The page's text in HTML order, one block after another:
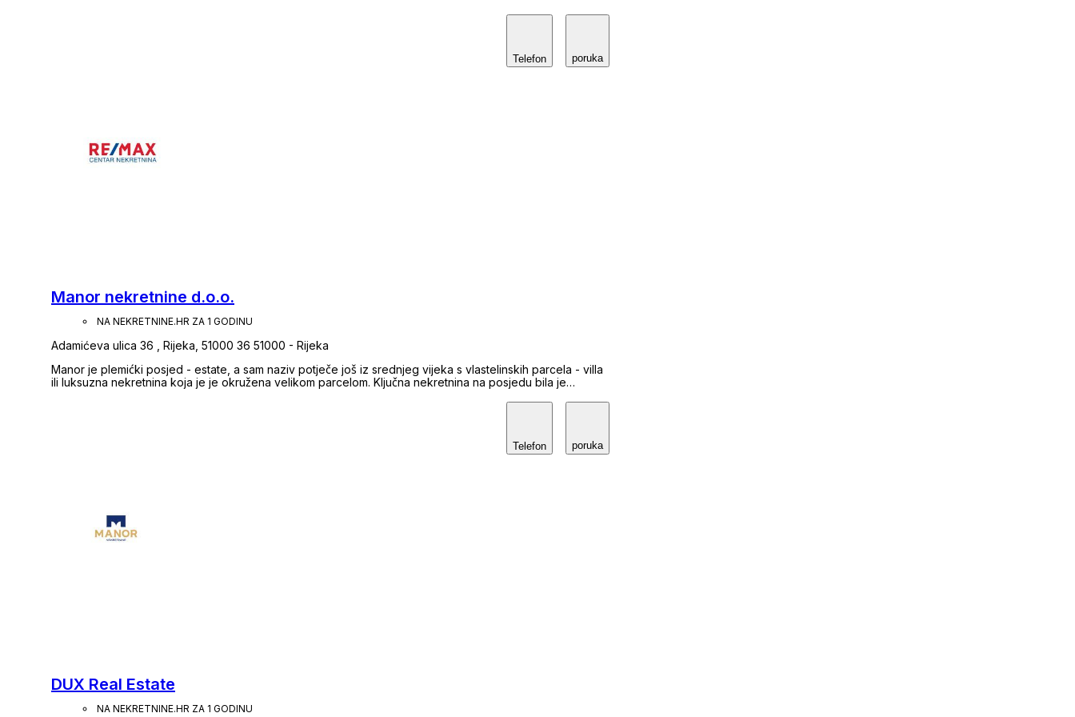
Telefon poruka
Manor nekretnine d.o.o.
NA NEKRETNINE.HR ZA 1 GODINU
Adamićeva ulica 36 , Rijeka, 51000 36 51000 - Rijeka
Manor je plemićki posjed - estate, a sam naziv potječe još iz srednjeg vijeka s vlastelinskih parcela - villa
ili luksuzna nekretnina koja je je okružena velikom parcelom. Ključna nekretnina na posjedu bila je
kao boje postojanosti i znanja krase naš logo, kao i 200 m2 prostora u Adamićevoj 36. U središtu
Manorova koncepta su ljudi, stručnjaci različitih područja znanja. Spojili smo najbolje od svakoga: brzinu i
Telefon poruka
DUX Real Estate
NA NEKRETNINE.HR ZA 1 GODINU